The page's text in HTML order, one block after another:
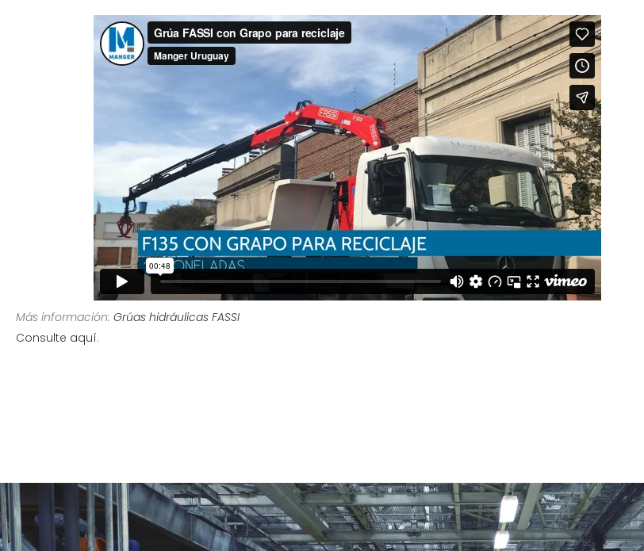
Más información: Grúas hidráulicas FASSI
Consulte aquí.